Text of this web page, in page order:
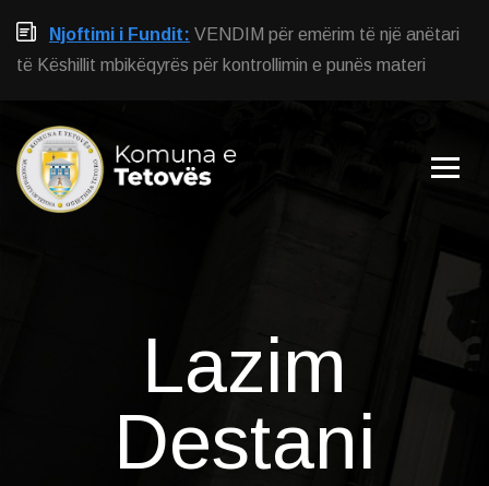
Njoftimi i Fundit: VENDIM për emërim të një anëtari
të Këshillit mbikëqyrës për kontrollimin e punës materi
Lazim
Destani